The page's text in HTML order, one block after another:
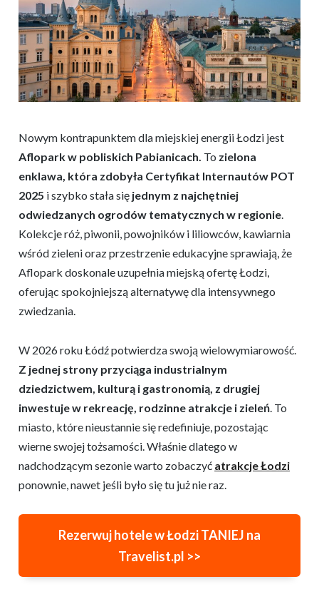
Nowym kontrapunktem dla miejskiej energii Łodzi jest
Aflopark w pobliskich Pabianicach. To zielona
enklawa, która zdobyła Certyfikat Internautów POT
2025 i szybko stała się jednym z najchętniej
odwiedzanych ogrodów tematycznych w regionie
Kolekcje róż, piwonii, powojników i liliowców, kawiarnia
wśród zieleni oraz przestrzenie edukacyjne sprawiają, że
Aflopark doskonale uzupełnia miejską ofertę Łodzi,
oferując spokojniejszą alternatywę dla intensywnego
zwiedzania.
W 2026 roku Łódź potwierdza swoją wielowymiarowość.
Z jednej strony przyciąga industrialnym
dziedzictwem, kulturą i gastronomią, z drugiej
inwestuje w rekreację, rodzinne atrakcje i zieleń . To
miasto, które nieustannie się redefiniuje, pozostając
wierne swojej tożsamości. Właśnie dlatego w
nadchodzącym sezonie warto zobaczyć atrakcje Łodzi
ponownie, nawet jeśli było się tu już nie raz.
Rezerwuj hotele w Łodzi TANIEJ na
Travelist.pl >>